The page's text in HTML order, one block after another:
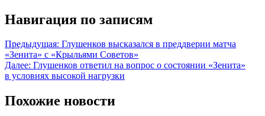
Навигация по записям
Предыдущая: Глушенков высказался в преддверии матча
«Зенита» с «Крыльями Советов»
Далее: Глушенков ответил на вопрос о состоянии «Зенита»
в условиях высокой нагрузки
Похожие новости